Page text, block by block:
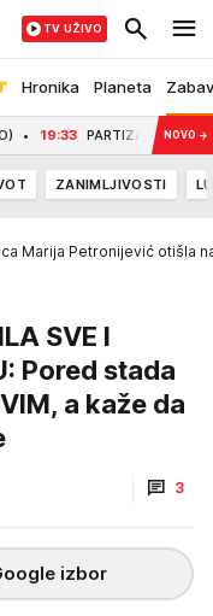
Hronika Planeta
TV UŽIVO
PARTIZAN - TOBOL: VAR
NOVO →
ZANIMLJIVOSTI
Marija Petronijević otišla
SVE I
Pored stada
a kaže da
3
izbor